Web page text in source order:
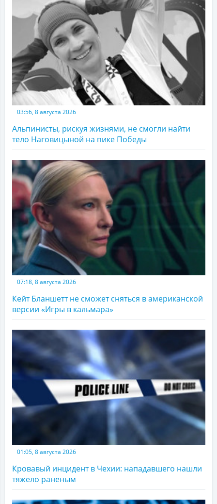
03:56, 8 августа 2026
Альпинисты, рискуя жизнями, не смогли найти
тело Наговицыной на пике Победы
07:18, 8 августа 2026
Кейт Бланшетт не сможет сняться в американской
версии «Игры в кальмара»
01:05, 8 августа 2026
Кровавый инцидент в Чехии: нападавшего нашли
тяжело раненым